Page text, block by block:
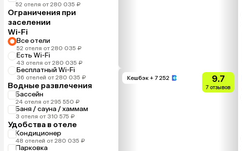
52 отеля от 280 035 ₽
Ограничения при
заселении
Wi-Fi
Все отели
52 отеля от 280 035 ₽
Есть Wi-Fi
43 отеля от 280 035 ₽
Бесплатный Wi-Fi
36 отелей от 280 035 ₽
Водные развлечения
Бассейн
24 отеля от 295 550 ₽
Баня / сауна / хаммам
3 отеля от 310 575 ₽
Удобства в отеле
Кондиционер
48 отелей от 280 035 ₽
Парковка
Кешбэк + 7 252 9.7
7 отзывов